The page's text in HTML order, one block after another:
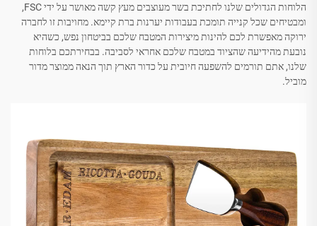
הלוחות הגדולים שלנו לחתיכת בשר מעוצבים מעץ קשה מאושר על ידי FSC,
ומבטיחים שכל קנייה תומכת בעבודות יערנות ברת קיימא. מחויבות זו לחברה
ירוקה מאפשרת לכם להינות מיצירות המטבח שלכם בביטחון נפש, כשהיא
נובעת מהידיעה שהציוד במטבח שלכם אחראי לסביבה. בבחירתכם בלוחות
שלנו, אתם תורמים להשפעה חיובית על כדור הארץ תוך הנאה ממוצר מדור
מוביל.